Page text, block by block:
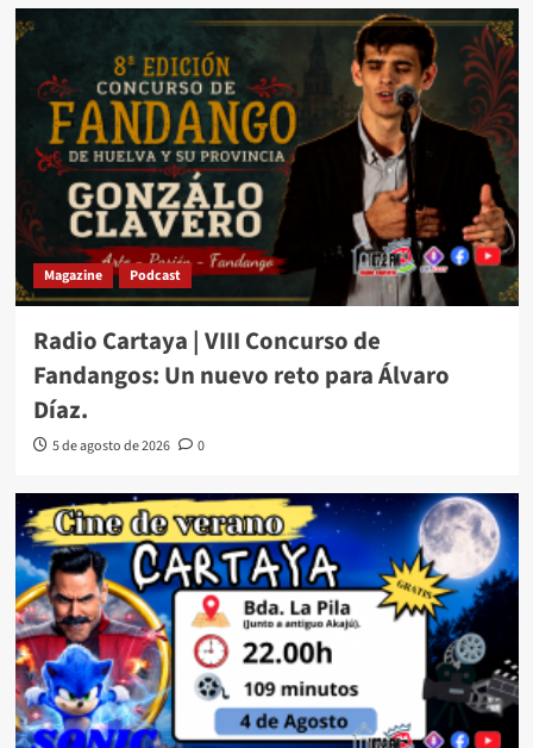
Magazine Podcast
Radio Cartaya | VIII Concurso de
Fandangos: Un nuevo reto para Álvaro
Díaz.
5 de agosto de 2026 0